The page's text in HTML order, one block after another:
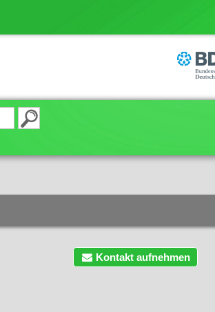
Kontakt aufnehmen